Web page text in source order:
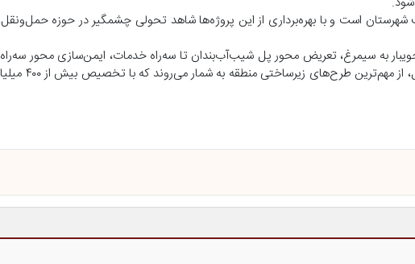
شهرستان است و با بهره‌برداری از این پروژه‌ها شاهد تحولی چشمگیر در حوزه
به سیمرغ، تعریض محور پل شیب‌آب‌بندان تا سه‌راه خدمات، ایمن‌سازی محور
تا کارخانه آرد و همچنین پروژه‌های راهداری محور